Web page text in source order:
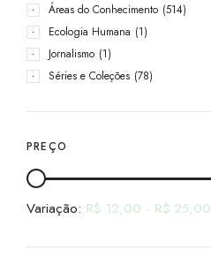
Áreas do Conhecimento (514)
Ecologia Humana (1)
Jornalismo (1)
Séries e Coleções (78)
PREÇO
Variação: R$ 12,00 - R$ 25,00